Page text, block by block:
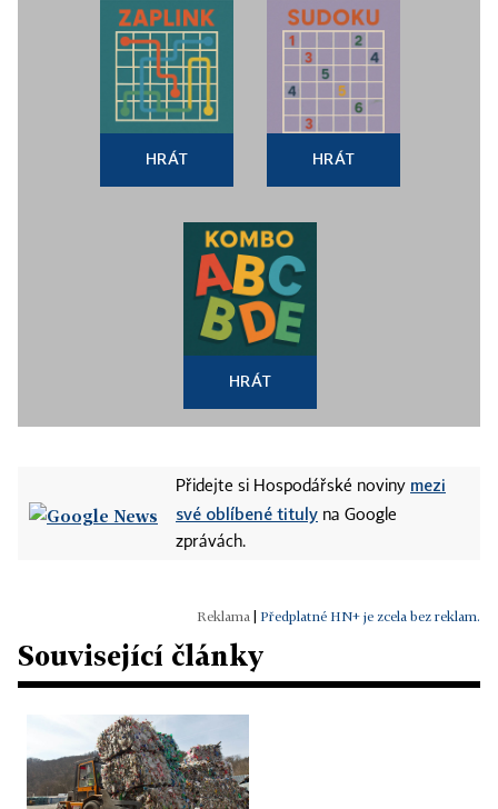
HRÁT HRÁT
HRÁT
Přidejte si Hospodářské noviny mezi
své oblíbené tituly na Google
zprávách.
Předplatné HN+ je zcela bez reklam.
Související články